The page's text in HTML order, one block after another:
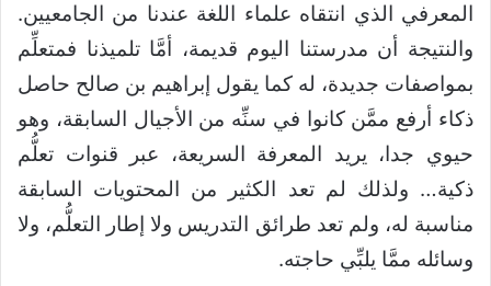
المعرفي الذي انتقاه علماء اللغة عندنا من الجامعيين.
والنتيجة أن مدرستنا اليوم قديمة، أمَّا تلميذنا فمتعلِّم
بمواصفات جديدة، له كما يقول إبراهيم بن صالح حاصل
ذكاء أرفع ممَّن كانوا في سنِّه من الأجيال السابقة، وهو
حيوي جدا، يريد المعرفة السريعة، عبر قنوات تعلُّم
ذكية… ولذلك لم تعد الكثير من المحتويات السابقة
مناسبة له، ولم تعد طرائق التدريس ولا إطار التعلُّم، ولا
وسائله ممَّا يلبِّي حاجته.